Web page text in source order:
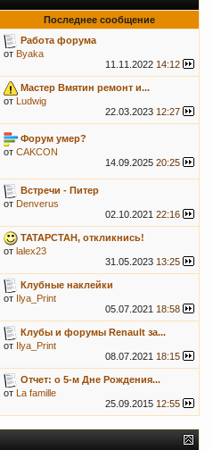
Последнее сообщение
Работа форума
от Byaka
11.11.2022 14:12
Мастер Вмятин ремонт и...
от Ludwig
22.03.2023 12:27
Форум умер?
от CAKCON
14.09.2025 20:25
Встречи - Питер
от Denverus
02.10.2021 22:16
ТАТАРСТАН, откликнись!
от lalex23
31.05.2023 13:25
Клубные наклейки
от Ilya_Print
05.07.2021 18:58
Клубы и форумы Renault за...
от Ilya_Print
08.07.2021 18:15
Отчет: о 5-м Дне Рождения...
от La famille
25.09.2015 12:55